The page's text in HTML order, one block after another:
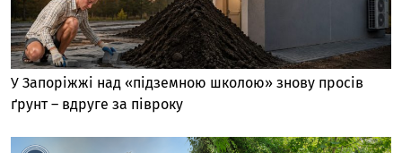
У Запоріжжі над «підземною школою» знову просів
ґрунт – вдруге за півроку